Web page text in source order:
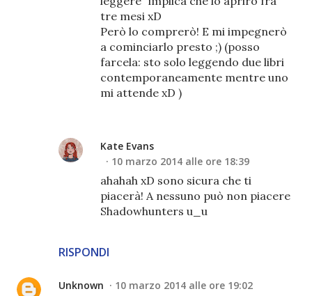
RISPONDI
tre mesi xD
Però lo comprerò! E mi impegnerò
a cominciarlo presto ;) (posso
farcela: sto solo leggendo due libri
contemporaneamente mentre uno
mi attende xD )
Kate Evans
10 marzo 2014 alle ore 18:39
ahahah xD sono sicura che ti
piacerà! A nessuno può non piacere
Shadowhunters u_u
Unknown 10 marzo 2014 alle ore 19:02